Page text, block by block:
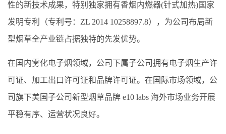
性的新技术成果，特别独家拥有香烟内燃器(针式加热)国家
发明专利（专利号：ZL 2014 10258897.8），为公司布局新
型烟草全产业链占据独特的先发优势。
在国内雾化电子烟领域，公司下属子公司拥有电子烟生产许
可证、加工出口许可证和品牌许可证。在国际市场领域，公
司旗下美国子公司新型烟草品牌 e10 labs 海外市场业务开展
平稳有序、运营状况良好。